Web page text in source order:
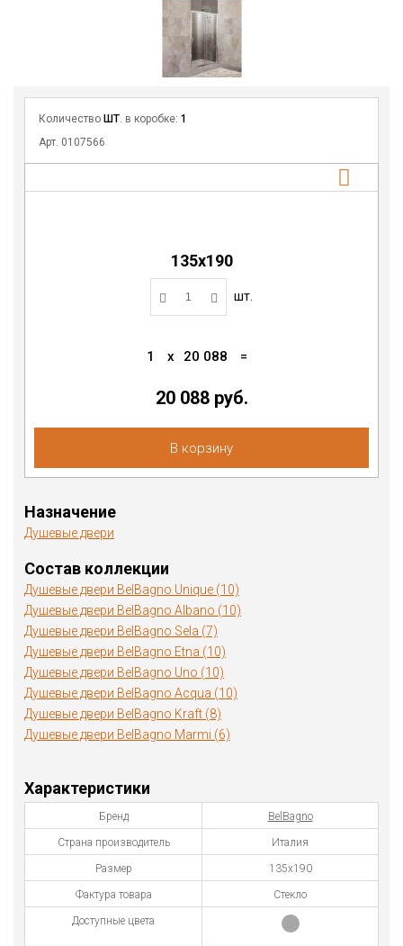
Количество ШТ . в коробке: 1
Арт. 0107566
135х190
шт.
1 x 20 088 =
20 088 руб.
В корзину
Назначение
Душевые двери
Состав коллекции
Душевые двери BelBagno Unique (10)
Душевые двери BelBagno Albano (10)
Душевые двери BelBagno Sela (7)
Душевые двери BelBagno Etna (10)
Душевые двери BelBagno Uno (10)
Душевые двери BelBagno Acqua (10)
Душевые двери BelBagno Kraft (8)
Душевые двери BelBagno Marmi (6)
Характеристики
Бренд BelBagno
Страна производитель Италия
Размер 135х190
Фактура товара Стекло
Доступные цвета